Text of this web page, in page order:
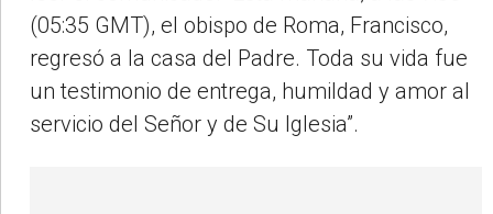
(05:35 GMT), el obispo de Roma, Francisco,
regresó a la casa del Padre. Toda su vida fue
un testimonio de entrega, humildad y amor al
servicio del Señor y de Su Iglesia”.